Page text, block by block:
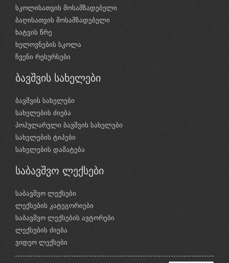
სკოლისათვის მოსამზადებელი
ბაღისათვის მოსამზადებელი
ხატვის წრე
ხელოვნების სკოლა
ჩვენი რესურსები
ბავშვის სახელები
ბავშვის სახელები
სახელების ძიება
პოპულარული ბავშვის სახელები
სახელების ტიპები
სახელების დამატება
საბავშვო ლექსები
საბავშვო ლექსები
ლექსების კატეგორიები
საბავშვო ლექსების ავტორები
ლექსების ძიება
ვიდეო ლექსები